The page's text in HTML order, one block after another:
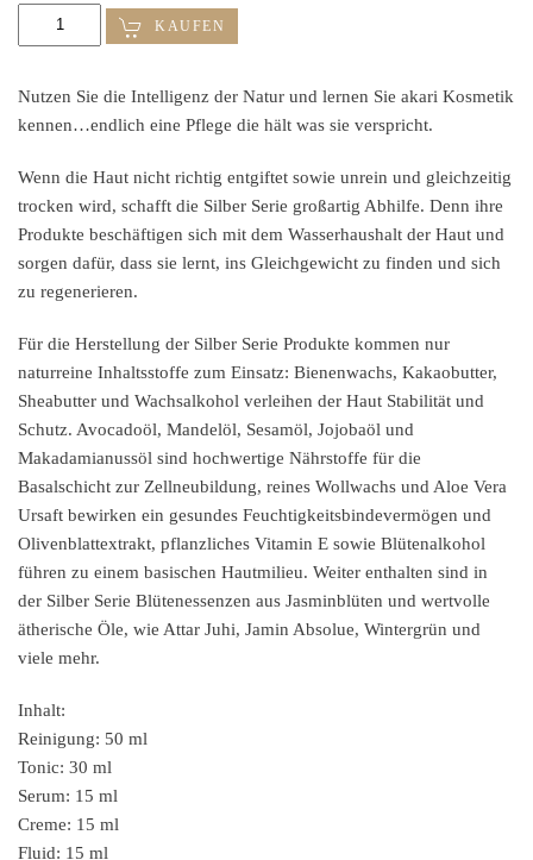
KAUFEN
Nutzen Sie die Intelligenz der Natur und lernen Sie akari Kosmetik
kennen…endlich eine Pflege die hält was sie verspricht.
Wenn die Haut nicht richtig entgiftet sowie unrein und gleichzeitig
trocken wird, schafft die Silber Serie großartig Abhilfe. Denn ihre
Produkte beschäftigen sich mit dem Wasserhaushalt der Haut und
sorgen dafür, dass sie lernt, ins Gleichgewicht zu finden und sich
zu regenerieren.
Für die Herstellung der Silber Serie Produkte kommen nur
naturreine Inhaltsstoffe zum Einsatz: Bienenwachs, Kakaobutter,
Sheabutter und Wachsalkohol verleihen der Haut Stabilität und
Schutz. Avocadoöl, Mandelöl, Sesamöl, Jojobaöl und
Makadamianussöl sind hochwertige Nährstoffe für die
Basalschicht zur Zellneubildung, reines Wollwachs und Aloe Vera
Ursaft bewirken ein gesundes Feuchtigkeitsbindevermögen und
Olivenblattextrakt, pflanzliches Vitamin E sowie Blütenalkohol
führen zu einem basischen Hautmilieu. Weiter enthalten sind in
der Silber Serie Blütenessenzen aus Jasminblüten und wertvolle
ätherische Öle, wie Attar Juhi, Jamin Absolue, Wintergrün und
viele mehr.
Inhalt:
Reinigung: 50 ml
Tonic: 30 ml
Serum: 15 ml
Creme: 15 ml
Fluid: 15 ml